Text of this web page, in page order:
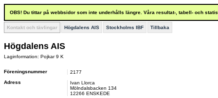
OBS! Du tittar på webbsidor som inte underhålls längre. Våra resultat-, tabell- och
Kontakt och tävlingar Högdalens AIS Stockholms IBF Tillbaka
Högdalens AIS
Laginformation: Pojkar 9 K
Föreningsnummer
2177
Adress
Ivan Llorca
Mölndalsbacken 134
12266 ENSKEDE